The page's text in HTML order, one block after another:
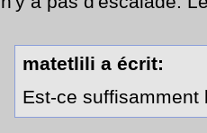
matetlili a écrit:
Est-ce